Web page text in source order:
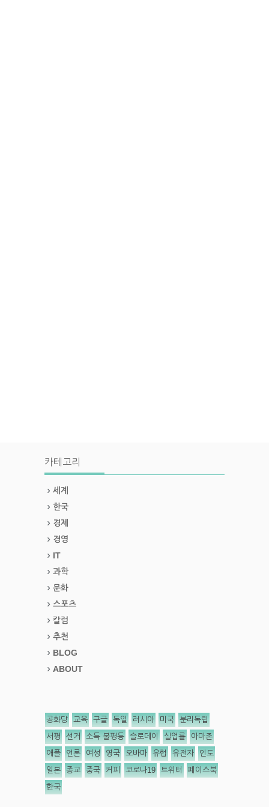
카테고리
세계
한국
경제
경영
IT
과학
문화
스포츠
칼럼
추천
BLOG
ABOUT
공화당 교육 구글 독일 러시아 미국 분리독립
서평 선거 소득 불평등 슬로데이 실업률 아마존
애플 언론 여성 영국 오바마 유럽 유전자 인도
일본 종교 중국 커피 코로나19 트위터 페이스북
한국